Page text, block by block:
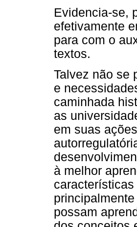
Evidencia-se,
efetivamente
para com o
textos.
Talvez não se
e
caminhada
as
em suas
à melhor
possam